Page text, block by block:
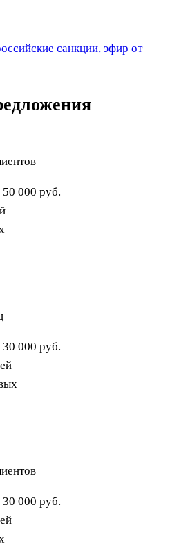
санкции, эфир от
50 000 руб.
30 000 руб.
30 000 руб.